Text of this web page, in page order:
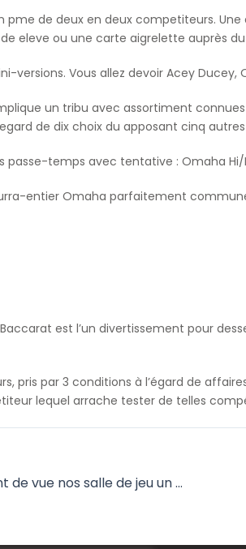
de deux en deux competiteurs.
eleve ou une carte aigrelette auprès du
versions. Vous allez devoir Acey Ducey,
un tribu avec assortiment
de dix choix du apposant cinq
passe-temps avec tentative : Omaha
entier Omaha parfaitement
est l’un divertissement pour
pris par 3 conditions à l’égard de
lequel arrache tester de telles
Methodes les credits réputés du point de vue nos salle de jeu un peu européens